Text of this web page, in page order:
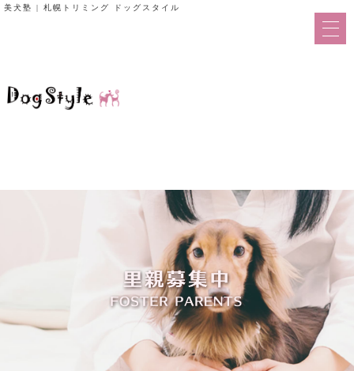
美犬塾 | 札幌トリミング ドッグスタイル